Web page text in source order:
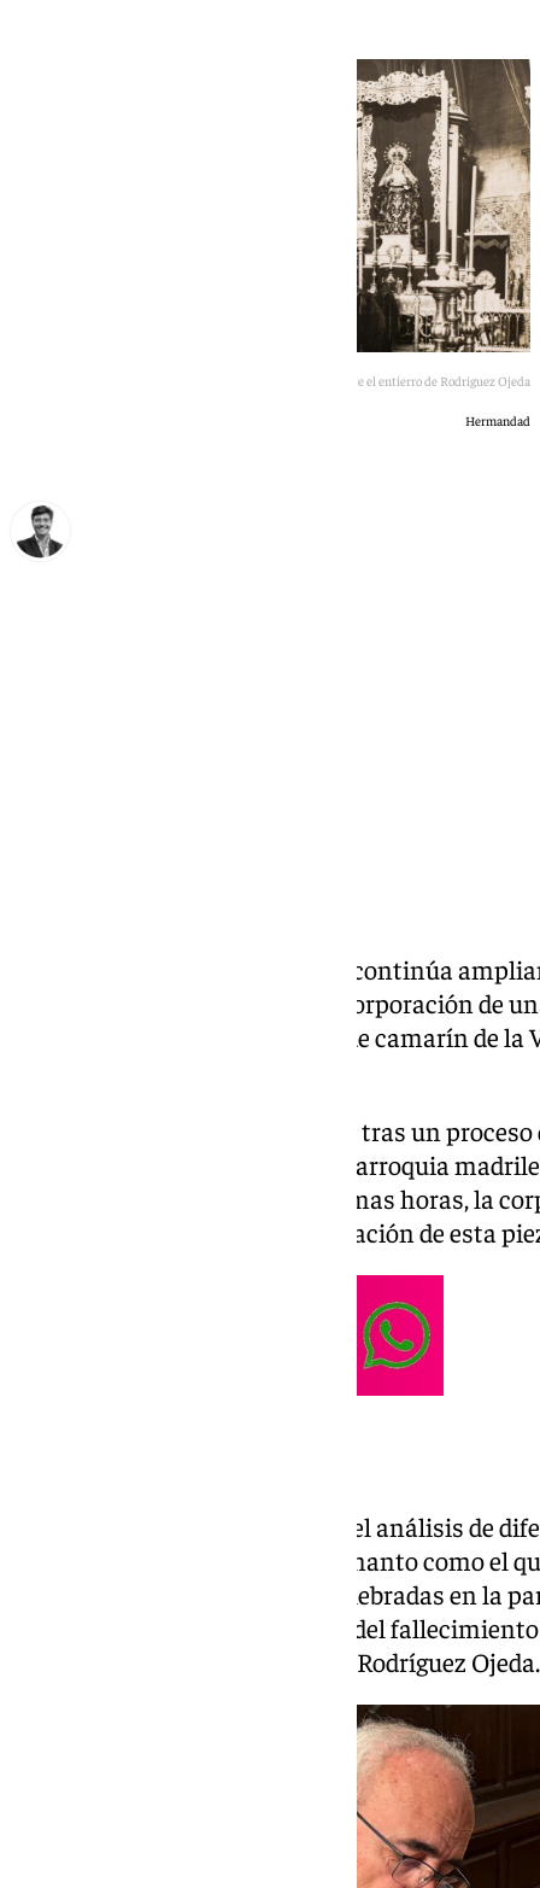
La Macarena con el manto recuperado durante el entierro de Rodriguez Ojeda
Hermandad
La Hermandad de la Macarena continúa
patrimonio histórico con la incorporación de
devocional: un antiguo manto de camarín de la
La recuperación ha sido posible tras un
gracias a la colaboración de la parroquia
conservaba la pieza. En las últimas horas, la
en sus redes sociales la recuperación de esta
Los trabajos de investigación y el análisis de
han permitido identificar este manto como el
durante las honras fúnebres celebradas en la
noviembre de 1930, con motivo del
de la corporación, Juan Manuel Rodríguez Ojeda.